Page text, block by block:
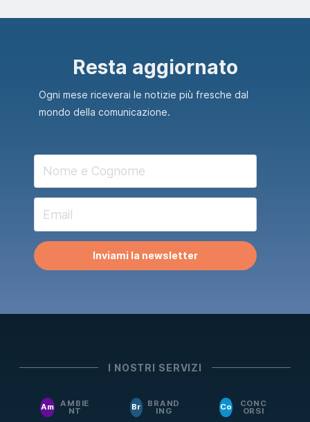
Resta aggiornato
Ogni mese riceverai le notizie più fresche dal
mondo della comunicazione.
Inviami la newsletter
I NOSTRI SERVIZI
Am AMBIE
NT Br BRAND
ING Co CONC
ORSI